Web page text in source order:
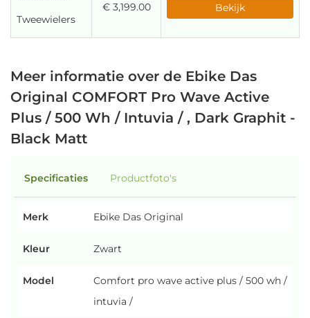
Tweewielers
€ 3,199.00 Bekijk
Meer informatie over de Ebike Das
Original COMFORT Pro Wave Active
Plus / 500 Wh / Intuvia / , Dark Graphit -
Black Matt
Specificaties Productfoto's
Merk Ebike Das Original
Kleur Zwart
Model
Comfort pro wave active plus / 500 wh /
intuvia /